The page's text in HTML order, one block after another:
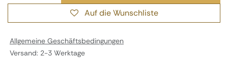
Auf die Wunschliste
Allgemeine Geschäftsbedingungen
Versand: 2-3 Werktage